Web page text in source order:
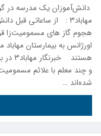
دانش‌آموزان یک مدرسه در
مهاباد۳ : از ساعاتی
هجوم گاز های مسمومیت‌زا
اورژانس به بیمارستان
و چند معلم با علائم
شده‌اند …